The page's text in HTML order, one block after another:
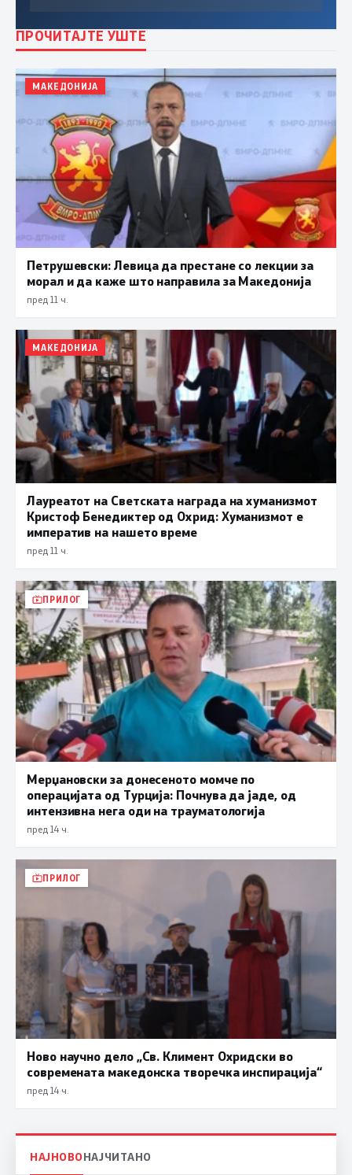
ПРОЧИТАЈТЕ УШТЕ
МАКЕДОНИЈА
Петрушевски: Левица да престане со лекции за
морал и да каже што направила за Македонија
пред 11 ч.
МАКЕДОНИЈА
Лауреатот на Светската награда на хуманизмот
Кристоф Бенедиктер од Охрид: Хуманизмот е
императив на нашето време
пред 11 ч.
ПРИЛОГ
Мерџановски за донесеното момче по
операцијата од Турција: Почнува да јаде, од
интензивна нега оди на трауматологија
пред 14 ч.
ПРИЛОГ
Ново научно дело „Св. Климент Охридски во
современата македонска творечка инспирација“
пред 14 ч.
НАЈНОВОНАЈЧИТАНО